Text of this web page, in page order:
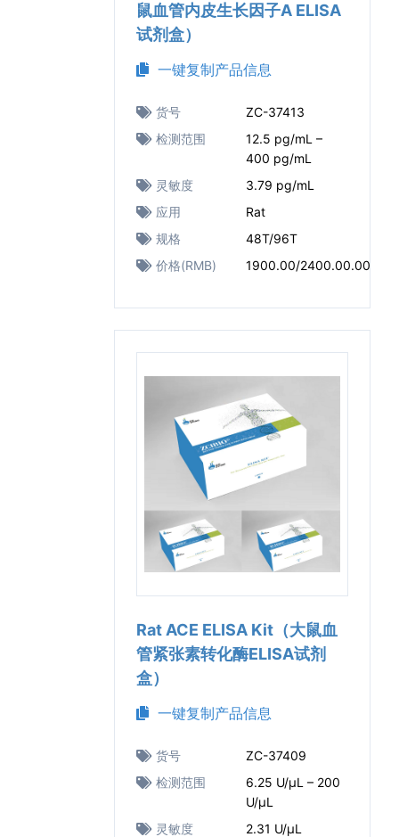
鼠血管内皮生长因子A ELISA
试剂盒）
一键复制产品信息
货号
ZC-37413
检测范围
12.5 pg/mL –
400 pg/mL
灵敏度
3.79 pg/mL
应用
Rat
规格
48T/96T
价格(RMB)
1900.00/2400.00.00
Rat ACE ELISA Kit（大鼠血
管紧张素转化酶ELISA试剂
盒）
一键复制产品信息
货号
ZC-37409
检测范围
6.25 U/μL – 200
U/μL
灵敏度
2.31 U/μL